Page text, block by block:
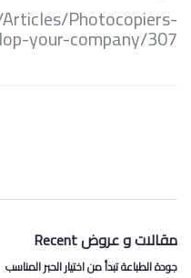
Photocopiers-
your-company/307
Recent مقالات و عروض
جودة الطباعة تبدأ من اختيار الحبر المناسب